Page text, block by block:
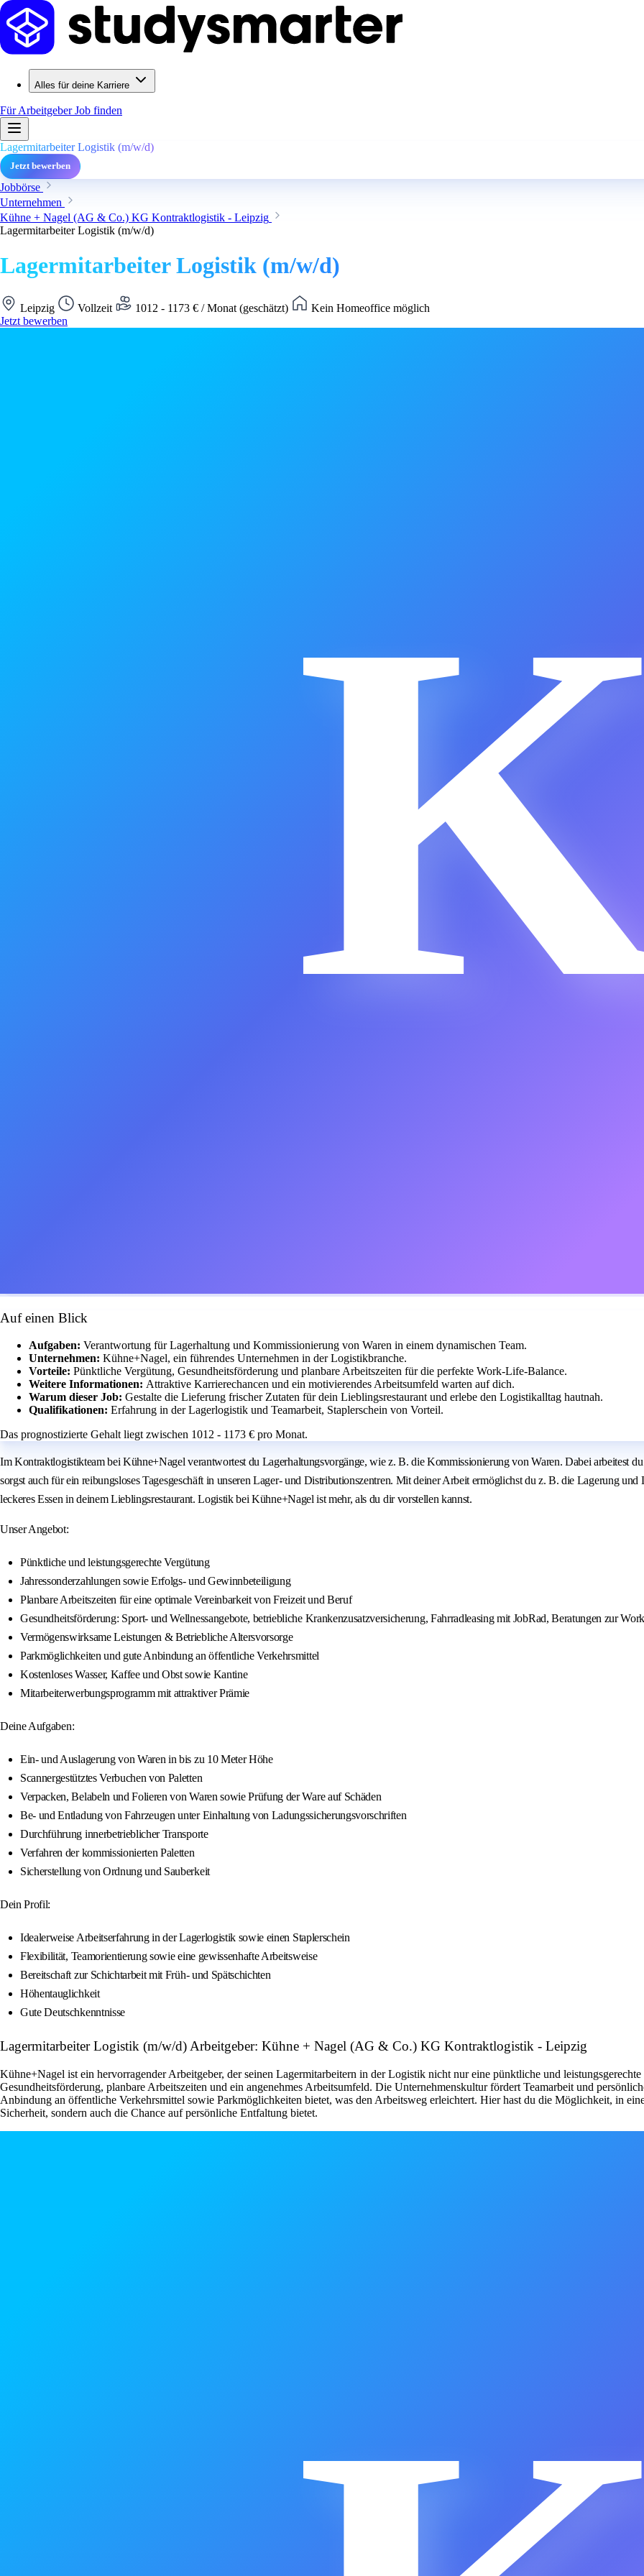
Alles für deine Karriere
Für ArbeitgeberJob finden
Lagermitarbeiter Logistik (m/w/d)
Jetzt bewerben
Jobbörse
Unternehmen
Kühne + Nagel (AG & Co.) KG Kontraktlogistik - Leipzig
Lagermitarbeiter Logistik (m/w/d)
Lagermitarbeiter Logistik (m/w/d)
Leipzig Vollzeit 1012 - 1173 € / Monat (geschätzt)
Kein Homeoffice möglich
Jetzt bewerben
Auf einen Blick
Aufgaben: Verantwortung für Lagerhaltung und Kommissionierung von Waren in einem dynamischen Team.
Unternehmen: Kühne+Nagel, ein führendes Unternehmen in der Logistikbranche.
Vorteile: Pünktliche Vergütung, Gesundheitsförderung und planbare Arbeitszeiten für die perfekte Work-Life-Balance.
Weitere Informationen: Attraktive Karrierechancen und ein motivierendes Arbeitsumfeld warten auf dich.
Warum dieser Job: Gestalte die Lieferung frischer Zutaten für dein Lieblingsrestaurant und erlebe den Logistikalltag hautnah.
Qualifikationen: Erfahrung in der Lagerlogistik und Teamarbeit, Staplerschein von Vorteil.
Das prognostizierte Gehalt liegt zwischen 1012 - 1173 € pro Monat.
Im Kontraktlogistikteam bei Kühne+Nagel verantwortest du Lagerhaltungsvorgänge, wie z. B. die Kommissionierung von Waren. Dabei arbeitest
sorgst auch für ein reibungsloses Tagesgeschäft in unseren Lager- und Distributionszentren. Mit deiner Arbeit ermöglichst du z. B. die Lagerung
leckeres Essen in deinem Lieblingsrestaurant. Logistik bei Kühne+Nagel ist mehr, als du dir vorstellen kannst.
Unser Angebot:
Pünktliche und leistungsgerechte Vergütung
Jahressonderzahlungen sowie Erfolgs- und Gewinnbeteiligung
Planbare Arbeitszeiten für eine optimale Vereinbarkeit von Freizeit und Beruf
Gesundheitsförderung: Sport- und Wellnessangebote, betriebliche Krankenzusatzversicherung, Fahrradleasing mit JobRad, Beratungen zur
Vermögenswirksame Leistungen & Betriebliche Altersvorsorge
Parkmöglichkeiten und gute Anbindung an öffentliche Verkehrsmittel
Kostenloses Wasser, Kaffee und Obst sowie Kantine
Mitarbeiterwerbungsprogramm mit attraktiver Prämie
Deine Aufgaben:
Ein- und Auslagerung von Waren in bis zu 10 Meter Höhe
Scannergestütztes Verbuchen von Paletten
Verpacken, Belabeln und Folieren von Waren sowie Prüfung der Ware auf Schäden
Be- und Entladung von Fahrzeugen unter Einhaltung von Ladungssicherungsvorschriften
Durchführung innerbetrieblicher Transporte
Verfahren der kommissionierten Paletten
Sicherstellung von Ordnung und Sauberkeit
Dein Profil:
Idealerweise Arbeitserfahrung in der Lagerlogistik sowie einen Staplerschein
Flexibilität, Teamorientierung sowie eine gewissenhafte Arbeitsweise
Bereitschaft zur Schichtarbeit mit Früh- und Spätschichten
Höhentauglichkeit
Gute Deutschkenntnisse
Lagermitarbeiter Logistik (m/w/d) Arbeitgeber: Kühne + Nagel (AG & Co.) KG Kontraktlogistik - Leipzig
Kühne+Nagel ist ein hervorragender Arbeitgeber, der seinen Lagermitarbeitern in der Logistik nicht nur eine pünktliche und
Gesundheitsförderung, planbare Arbeitszeiten und ein angenehmes Arbeitsumfeld. Die Unternehmenskultur fördert Teamarbeit und
Anbindung an öffentliche Verkehrsmittel sowie Parkmöglichkeiten bietet, was den Arbeitsweg erleichtert. Hier hast du die Möglichkeit, in
Sicherheit, sondern auch die Chance auf persönliche Entfaltung bietet.